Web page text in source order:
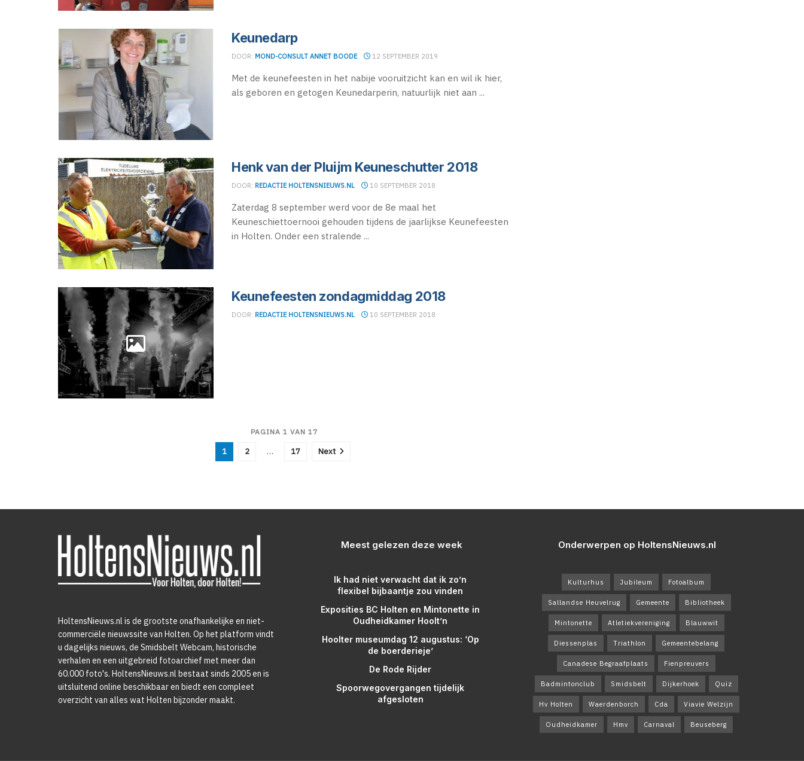
Keunedarp
DOOR: MOND-CONSULT ANNET BOODE 12 SEPTEMBER 2019
Met de keunefeesten in het nabije vooruitzicht kan en wil ik hier,
als geboren en getogen Keunedarperin, natuurlijk niet aan ...
Henk van der Pluijm Keuneschutter 2018
DOOR: REDACTIE HOLTENSNIEUWS.NL 10 SEPTEMBER 2018
Zaterdag 8 september werd voor de 8e maal het
Keuneschiettoernooi gehouden tijdens de jaarlijkse Keunefeesten
in Holten. Onder een stralende ...
Keunefeesten zondagmiddag 2018
DOOR: REDACTIE HOLTENSNIEUWS.NL 10 SEPTEMBER 2018
PAGINA 1 VAN 17
1 2 … 17 Next
HoltensNieuws.nl is de grootste onafhankelijke en niet-
commerciële nieuwssite van Holten. Op het platform vindt
u dagelijks nieuws, de Smidsbelt Webcam, historische
verhalen en een uitgebreid fotoarchief met meer dan
60.000 foto's. HoltensNieuws.nl bestaat sinds 2005 en is
uitsluitend online beschikbaar en biedt een compleet
overzicht van alles wat Holten bijzonder maakt.
Meest gelezen deze week
Ik had niet verwacht dat ik zo’n
flexibel bijbaantje zou vinden
Exposities BC Holten en Mintonette in
Oudheidkamer Hoolt’n
Hoolter museumdag 12 augustus: ‘Op
de boerderieje’
De Rode Rijder
Spoorwegovergangen tijdelijk
afgesloten
Onderwerpen op HoltensNieuws.nl
Kulturhus Jubileum Fotoalbum
Sallandse Heuvelrug Gemeente Bibliotheek
Mintonette Atletiekvereniging Blauwwit
Diessenplas Triathlon Gemeentebelang
Canadese Begraafplaats Fienpreuvers
Badmintonclub Smidsbelt Dijkerhoek Quiz
Hv Holten Waerdenborch Cda Viavie Welzijn
Oudheidkamer Hmv Carnaval Beuseberg